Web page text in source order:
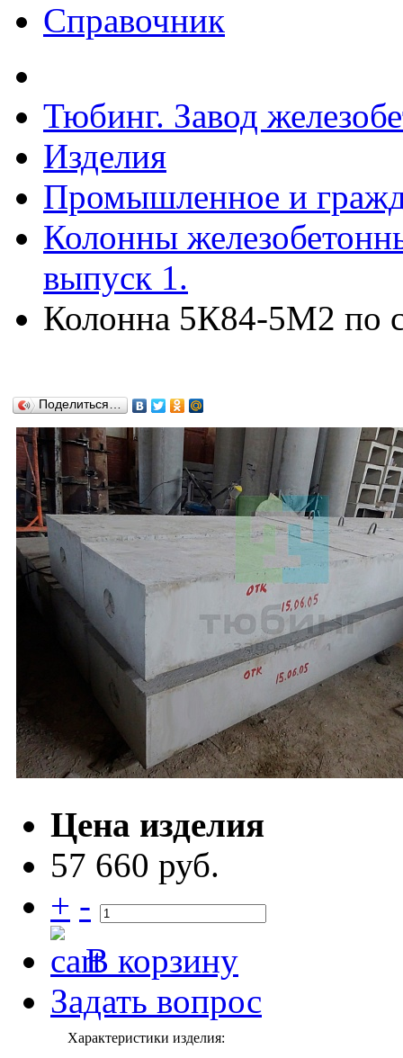
Справочник
Тюбинг. Завод
Изделия
Промышленное и
Колонны
выпуск 1.
Колонна 5К84-5М2 по
Поделиться…
Цена изделия
57 660 руб.
+ -
В корзину
Задать вопрос
Характеристики изделия: